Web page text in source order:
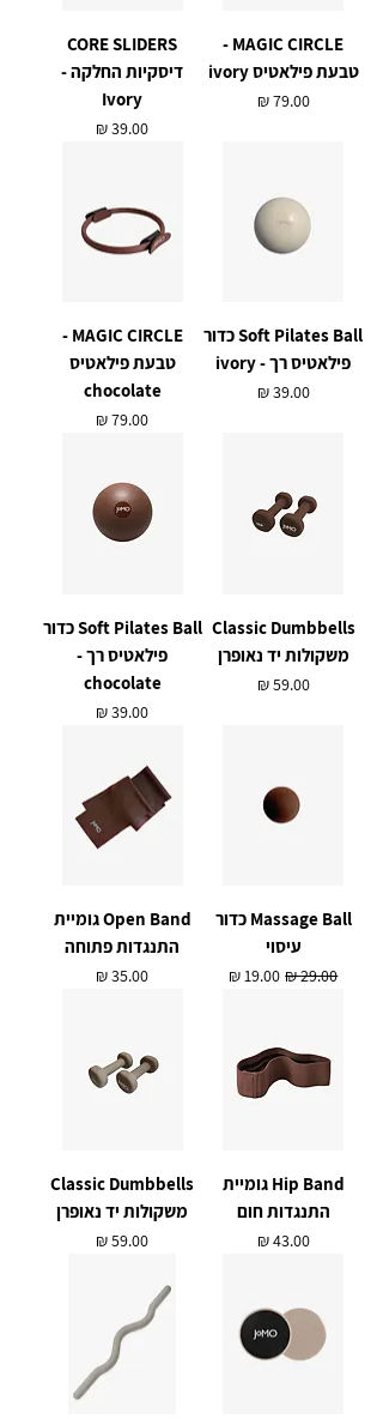
MAGIC CIRCLE -
טבעת פילאטיס ivory
מחיר‏79.00 ‏₪
CORE SLIDERS
דיסקיות החלקה -
Ivory
מחיר
Soft Pilates Ball כדור
פילאטיס רך - ivory
מחיר‏39.00 ‏₪
MAGIC CIRCLE -
טבעת פילאטיס
chocolate
מחיר
Classic Dumbbells
משקולות יד נאופרן
מחיר‏59.00 ‏₪
Soft Pilates Ball כדור
פילאטיס רך -
chocolate
מחיר
Massage Ball כדור
עיסוי
מחיר רגיל‏29.00 ‏₪ מחיר מבצע
Open Band גומיית
התנגדות פתוחה
מחיר
Hip Band גומיית
התנגדות חום
מחיר‏43.00 ‏₪
Classic Dumbbells
משקולות יד נאופרן
מחיר